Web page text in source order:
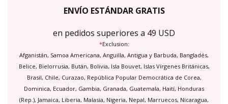
ENVÍO ESTÁNDAR GRATIS
en pedidos superiores a 49 USD
*Exclusion:
Afganistán, Samoa Americana, Anguilla, Antigua y Barbuda, Bangladés,
Belice, Bielorrusia, Bután, Bolivia, Isla Bouvet, Islas Vírgenes Británicas,
Brasil, Chile, Curazao, República Popular Democrática de Corea,
Dominica, Ecuador, Gambia, Granada, Guatemala, Haití, Honduras
(Rep.), Jamaica, Liberia, Malasia, Nigeria, Nepal, Marruecos, Nicaragua,